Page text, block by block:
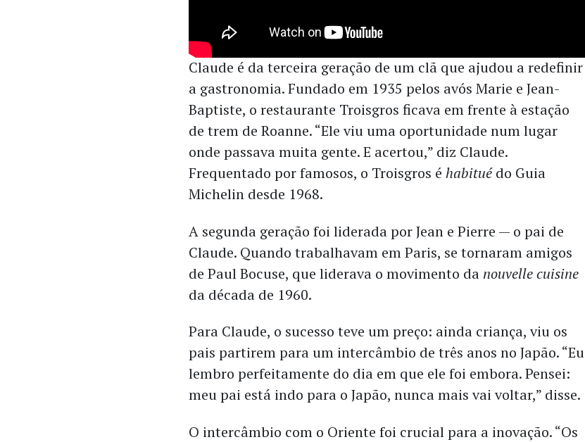
Claude é da terceira geração de um clã que ajudou a redefinir
a gastronomia. Fundado em 1935 pelos avós Marie e Jean-
Baptiste, o restaurante Troisgros ficava em frente à estação
de trem de Roanne. “Ele viu uma oportunidade num lugar
onde passava muita gente. E acertou,” diz Claude.
Frequentado por famosos, o Troisgros éhabituédo Guia
Michelin desde 1968.
A segunda geração foi liderada por Jean e Pierre — o pai de
Claude. Quando trabalhavam em Paris, se tornaram amigos
de Paul Bocuse, que liderava o movimento da nouvelle cuisine
da década de 1960.
Para Claude, o sucesso teve um preço: ainda criança, viu os
pais partirem para um intercâmbio de três anos no Japão. “Eu
lembro perfeitamente do dia em que ele foi embora. Pensei:
meu pai está indo para o Japão, nunca mais vai voltar,” disse.
O intercâmbio com o Oriente foi crucial para a inovação. “Os